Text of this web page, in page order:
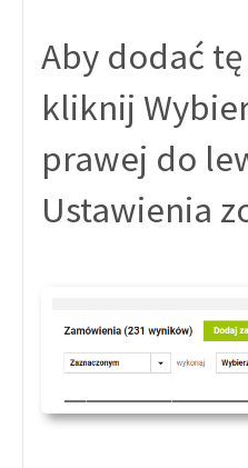
Aby dodać
kliknij
prawej do
Ustawienia